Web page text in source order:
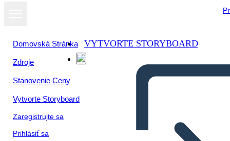
Domovská Stránka
Zdroje
Stanovenie Ceny
Vytvorte Storyboard
Zaregistrujte sa
Prihlásiť sa
VYTVORTE STORYBOARD